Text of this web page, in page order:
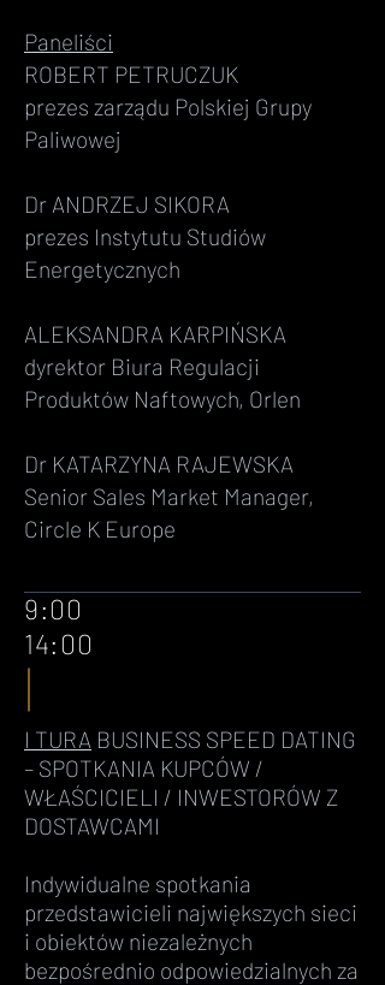
Paneliści
ROBERT PETRUCZUK
prezes zarządu Polskiej Grupy
Paliwowej
Dr ANDRZEJ SIKORA
prezes Instytutu Studiów
Energetycznych
ALEKSANDRA KARPIŃSKA
dyrektor Biura Regulacji
Produktów Naftowych, Orlen
Dr KATARZYNA RAJEWSKA
Senior Sales Market Manager,
Circle K Europe
9:00
14:00
I TURA BUSINESS SPEED DATING
– SPOTKANIA KUPCÓW /
WŁAŚCICIELI / INWESTORÓW Z
DOSTAWCAMI
Indywidualne spotkania
przedstawicieli największych sieci
i obiektów niezależnych
bezpośrednio odpowiedzialnych za